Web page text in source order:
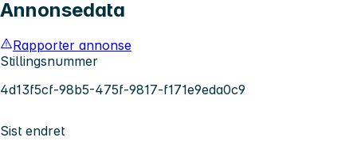
Annonsedata
Rapporter annonse
Stillingsnummer
4d13f5cf-98b5-475f-9817-f171e9eda0c9
Sist endret